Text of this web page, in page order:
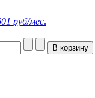
руб/мес.